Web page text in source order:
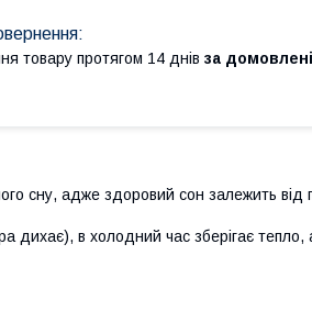
товару протягом 14 днів за
сну, адже здоровий сон залежить від
дихає), в холодний час зберігає тепло,